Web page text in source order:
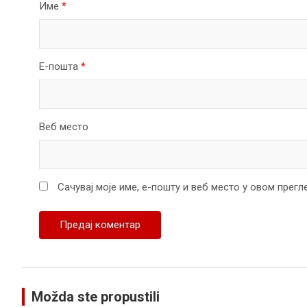
Име *
Е-пошта *
Веб место
Сачувај моје име, е-пошту и веб место у овом
Možda ste propustili